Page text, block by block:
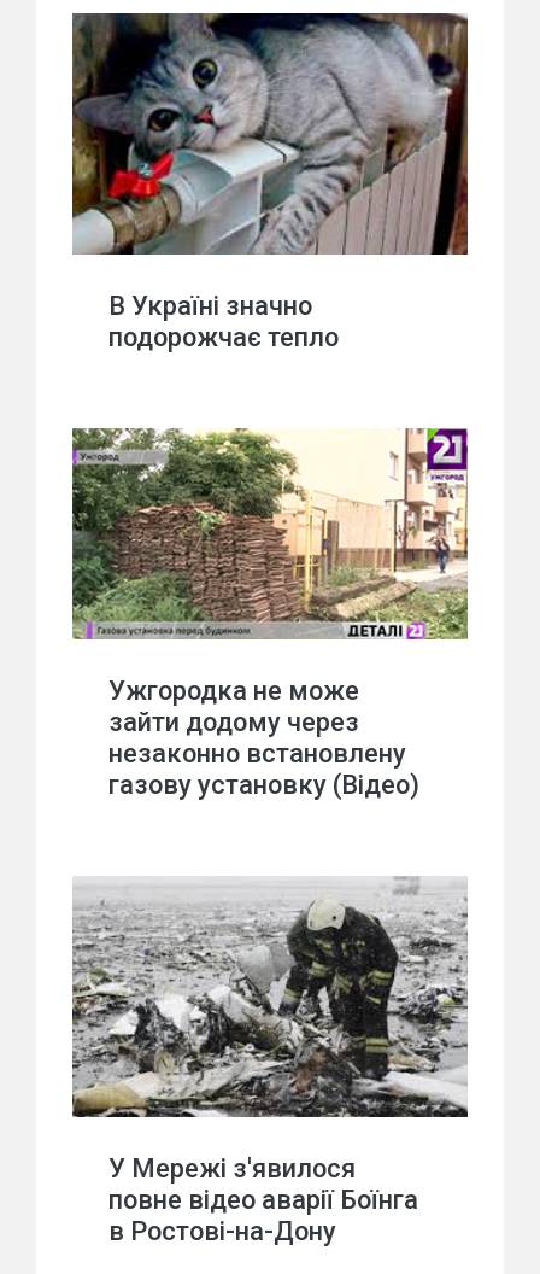
В Україні значно
подорожчає тепло
Ужгородка не може
зайти додому через
незаконно встановлену
газову установку (Відео)
У Мережі з'явилося
повне відео аварії Боїнга
в Ростові-на-Дону